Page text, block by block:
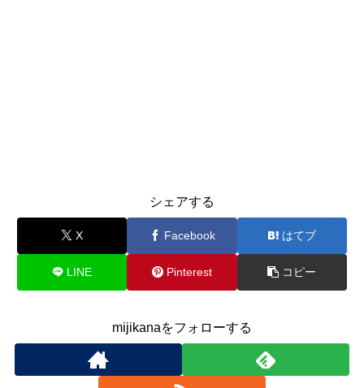
シェアする
X Facebook はてブ
LINE Pinterest コピー
mijikanaをフォローする